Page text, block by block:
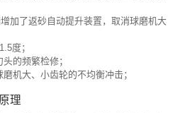
加了返砂自动提升装置，取消球磨机大
度；
的频繁检修；
机大、小齿轮的不均衡冲击；
理